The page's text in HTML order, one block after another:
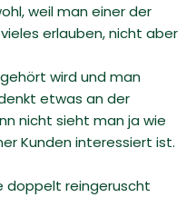
weil man einer der
erlauben, nicht aber
wird und man
etwas an der
nicht sieht man ja wie
Kunden interessiert ist.
doppelt reingeruscht